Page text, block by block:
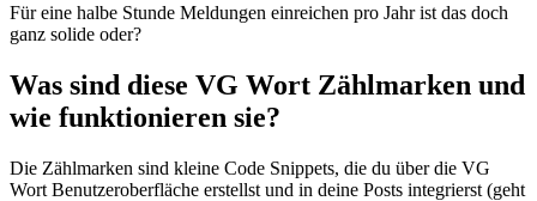
Für eine halbe Stunde Meldungen einreichen pro Jahr ist das doch
ganz solide oder?
Was sind diese VG Wort Zählmarken und
wie funktionieren sie?
Die Zählmarken sind kleine Code Snippets, die du über die VG
Wort Benutzeroberfläche erstellst und in deine Posts integrierst (geht